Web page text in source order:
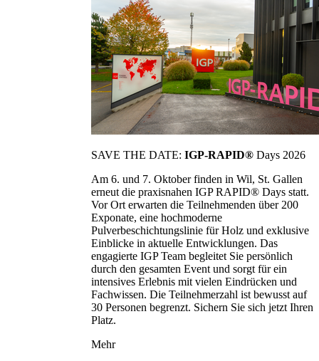
SAVE THE DATE: IGP-RAPID® Days 2026
Am 6. und 7. Oktober finden in Wil, St. Gallen
erneut die praxisnahen IGP RAPID® Days statt.
Vor Ort erwarten die Teilnehmenden über 200
Exponate, eine hochmoderne
Pulverbeschichtungslinie für Holz und exklusive
Einblicke in aktuelle Entwicklungen. Das
engagierte IGP Team begleitet Sie persönlich
durch den gesamten Event und sorgt für ein
intensives Erlebnis mit vielen Eindrücken und
Fachwissen. Die Teilnehmerzahl ist bewusst auf
30 Personen begrenzt. Sichern Sie sich jetzt Ihren
Platz.
Mehr